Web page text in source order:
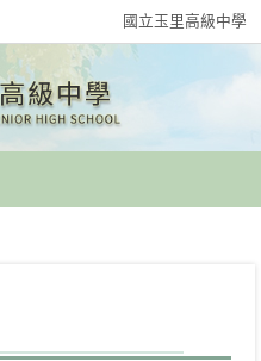
國立玉里高級中學